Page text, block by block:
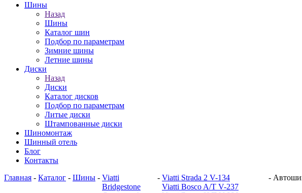
Шины
Назад
Шины
Каталог шин
Подбор по параметрам
Зимние шины
Летние шины
Диски
Назад
Диски
Каталог дисков
Подбор по параметрам
Литые диски
Штампованные диски
Шиномонтаж
Шинный отель
Блог
Контакты
Главная - Каталог - Шины - Viatti
Bridgestone
- Viatti Strada 2 V-134
Viatti Bosco A/T V-237
-